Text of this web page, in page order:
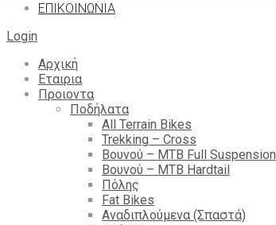
ΕΠΙΚΟΙΝΩΝΙΑ
Login
Αρχική
Εταιρια
Προιοντα
Ποδήλατα
All Terrain Bikes
Trekking – Cross
Βουνού – MTB Full Suspension
Βουνού – MTB Hardtail
Πόλης
Fat Bikes
Αναδιπλούμενα (Σπαστά)